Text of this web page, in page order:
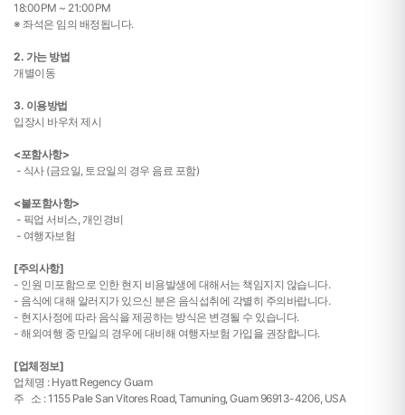
18:00PM ~ 21:00PM
※ 좌석은 임의 배정됩니다.
2. 가는 방법
개별이동
3. 이용방법
입장시 바우처 제시
<포함사항>
- 식사 (금요일, 토요일의 경우 음료 포함)
<불포함사항>
- 픽업 서비스, 개인경비
- 여행자보험
[주의사항]
- 인원 미포함으로 인한 현지 비용발생에 대해서는 책임지지 않습니다.
- 음식에 대해 알러지가 있으신 분은 음식섭취에 각별히 주의바랍니다.
- 현지사정에 따라 음식을 제공하는 방식은 변경될 수 있습니다.
- 해외여행 중 만일의 경우에 대비해 여행자보험 가입을 권장합니다.
[업체정보]
업체명 : Hyatt Regency Guam
주 소 : 1155 Pale San Vitores Road, Tamuning, Guam 96913-4206, USA